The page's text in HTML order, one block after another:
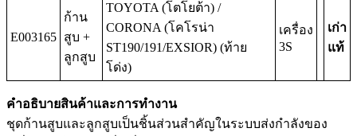
E003165
ก้าน
สูบ +
ลูกสูบ
TOYOTA (โตโยต้า) /
CORONA (โคโรน่า
ST190/191/EXSIOR) (ท้าย
โด่ง)
เครื่อง
3S
เก่า
แท้
คำอธิบายสินค้าและการทำงาน
ชุดก้านสูบและลูกสูบเป็นชิ้นส่วนสำคัญในระบบส่งกำลังของ